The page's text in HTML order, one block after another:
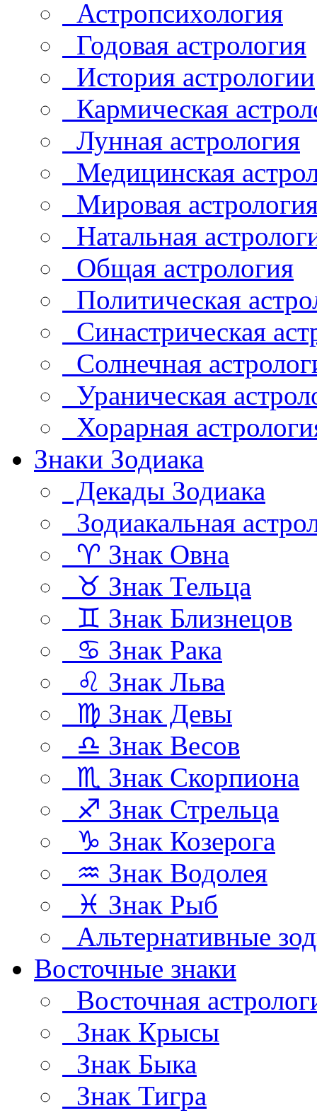
Астропсихология
Годовая астрология
История астрологии
Кармическая
Лунная астрология
Медицинская
Мировая
Натальная
Общая астрология
Политическая
Синастрическая
Солнечная
Ураническая
Хорарная
Знаки Зодиака
Декады Зодиака
Зодиакальная
♈ Знак Овна
♉ Знак Тельца
♊ Знак Близнецов
♋ Знак Рака
♌ Знак Льва
♍ Знак Девы
♎ Знак Весов
♏ Знак Скорпиона
♐ Знак Стрельца
♑ Знак Козерога
♒ Знак Водолея
♓ Знак Рыб
Альтернативные
Восточные знаки
Восточная
Знак Крысы
Знак Быка
Знак Тигра